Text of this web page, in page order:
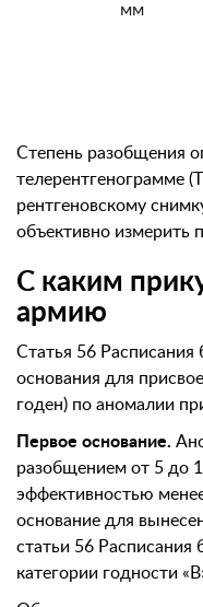
мм
Степень разобщения
телерентгенограмме
рентгеновскому
объективно измерить
С каким
армию
Статья 56 Расписания
основания для
годен) по аномалии
Первое основание.
разобщением от 5 до
эффективностью
основание для
статьи 56 Расписания
категории годности